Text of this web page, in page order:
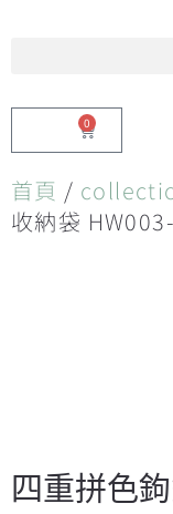
0
首頁 /
收納袋
四重拼色